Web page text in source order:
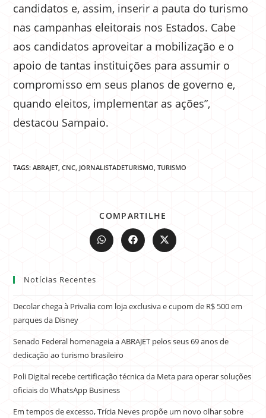
candidatos e, assim, inserir a pauta do turismo
nas campanhas eleitorais nos Estados. Cabe
aos candidatos aproveitar a mobilização e o
apoio de tantas instituições para assumir o
compromisso em seus planos de governo e,
quando eleitos, implementar as ações”,
destacou Sampaio.
TAGS:ABRAJET, CNC, JORNALISTADETURISMO, TURISMO
COMPARTILHE
Notícias Recentes
Decolar chega à Privalia com loja exclusiva e cupom de R$ 500 em
parques da Disney
Senado Federal homenageia a ABRAJET pelos seus 69 anos de
dedicação ao turismo brasileiro
Poli Digital recebe certificação técnica da Meta para operar soluções
oficiais do WhatsApp Business
Em tempos de excesso, Trícia Neves propõe um novo olhar sobre